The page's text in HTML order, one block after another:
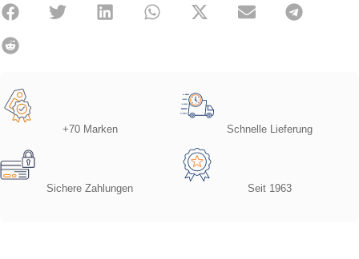
+70 Marken Schnelle Lieferung
Sichere Zahlungen Seit 1963